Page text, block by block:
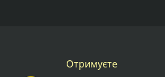
Отримуєте